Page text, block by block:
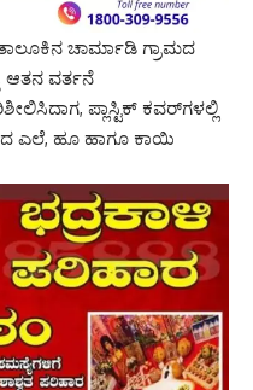
ಚಾರ್ಮಾಡಿ ಗ್ರಾಮದ
ಆತನ ವರ್ತನೆ
ಪ್ಲಾಸ್ಟಿಕ್ ಕವರ್‌ಗಳಲ್ಲಿ
ಎಲೆ, ಹೂ ಹಾಗೂ ಕಾಯಿ